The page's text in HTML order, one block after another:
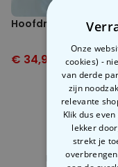
Hoofdmassage
€ 34,99 € 44,99
Bekijk onze
Onze
cookies) -
van derde
zijn
relevante
Klik dus even
lekker
strekt je